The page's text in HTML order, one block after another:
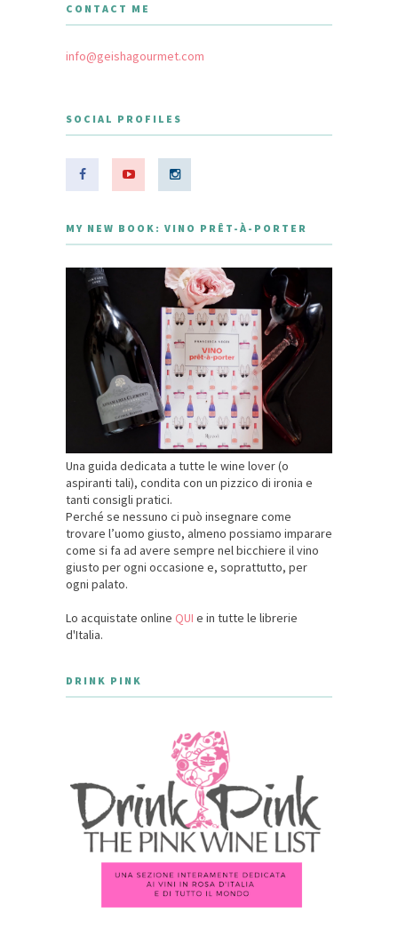
CONTACT ME
info@geishagourmet.com
SOCIAL PROFILES
MY NEW BOOK: VINO PRÊT-À-PORTER
Una guida dedicata a tutte le wine lover (o
aspiranti tali), condita con un pizzico di ironia e
tanti consigli pratici.
Perché se nessuno ci può insegnare come
trovare l’uomo giusto, almeno possiamo imparare
come si fa ad avere sempre nel bicchiere il vino
giusto per ogni occasione e, soprattutto, per
ogni palato.
Lo acquistate online QUI e in tutte le librerie
d'Italia.
DRINK PINK